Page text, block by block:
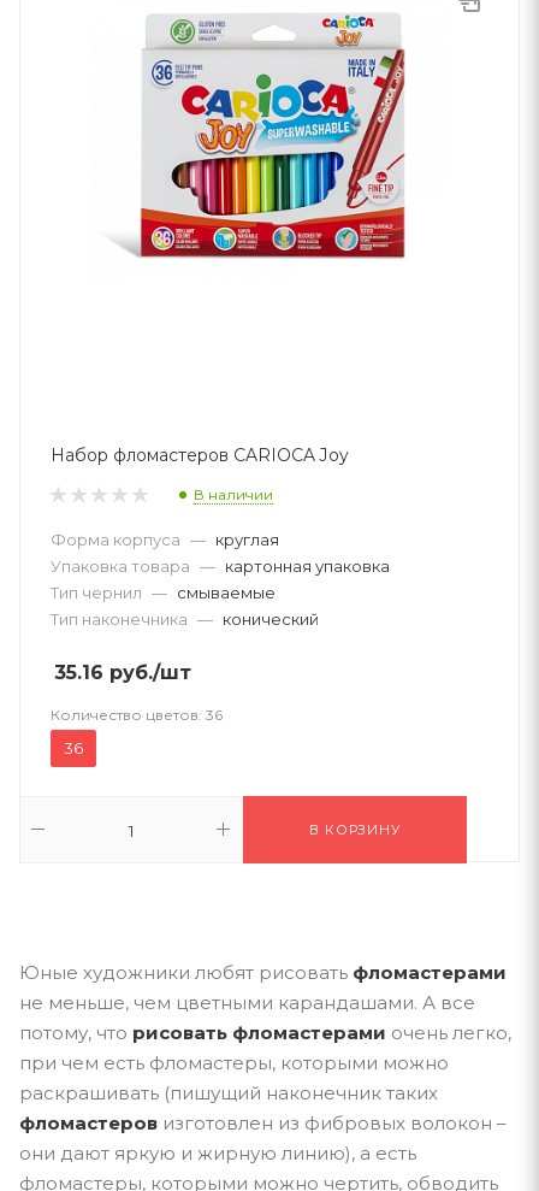
Набор фломастеров CARIOCA Joy
В наличии
Форма корпуса — круглая
Упаковка товара — картонная упаковка
Тип чернил — смываемые
Тип наконечника — конический
35.16 руб./шт
Количество цветов: 36
36
В КОРЗИНУ
Юные художники любят рисовать фломастерами
не меньше, чем цветными карандашами. А все
потому, что рисовать фломастерами очень легко,
при чем есть фломастеры, которыми можно
раскрашивать (пишущий наконечник таких
фломастеров изготовлен из фибровых волокон –
они дают яркую и жирную линию), а есть
фломастеры, которыми можно чертить, обводить